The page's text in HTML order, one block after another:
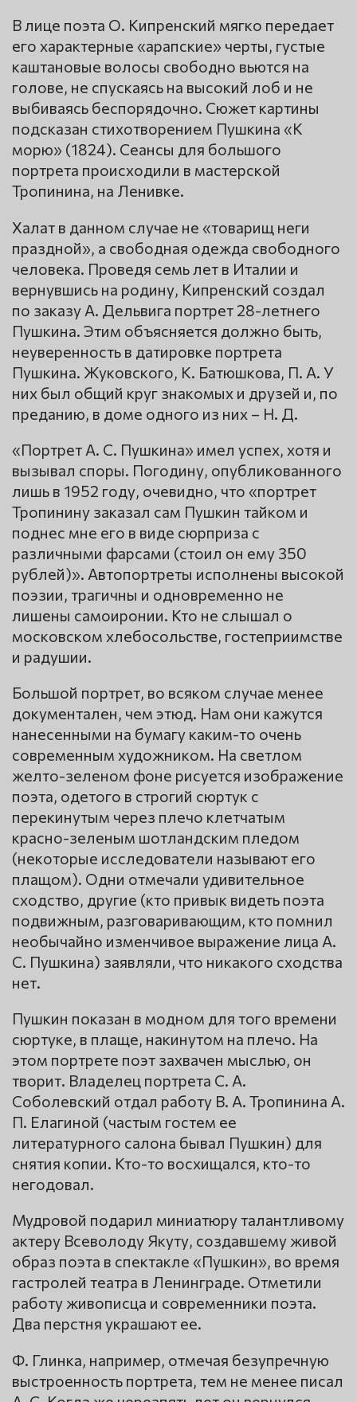
В лице поэта О. Кипренский мягко передает
его характерные «арапские» черты, густые
каштановые волосы свободно вьются на
голове, не спускаясь на высокий лоб и не
выбиваясь беспорядочно. Сюжет картины
подсказан стихотворением Пушкина «К
морю» (1824). Сеансы для большого
портрета происходили в мастерской
Тропинина, на Ленивке.
Халат в данном случае не «товарищ неги
праздной», а свободная одежда свободного
человека. Проведя семь лет в Италии и
вернувшись на родину, Кипренский создал
по заказу А. Дельвига портрет 28-летнего
Пушкина. Этим объясняется должно быть,
неуверенность в датировке портрета
Пушкина. Жуковского, К. Батюшкова, П. А. У
них был общий круг знакомых и друзей и, по
преданию, в доме одного из них – Н. Д.
«Портрет А. С. Пушкина» имел успех, хотя и
вызывал споры. Погодину, опубликованного
лишь в 1952 году, очевидно, что «портрет
Тропинину заказал сам Пушкин тайком и
поднес мне его в виде сюрприза с
различными фарсами (стоил он ему 350
рублей)». Автопортреты исполнены высокой
поэзии, трагичны и одновременно не
лишены самоиронии. Кто не слышал о
московском хлебосольстве, гостеприимстве
и радушии.
Большой портрет, во всяком случае менее
документален, чем этюд. Нам они кажутся
нанесенными на бумагу каким-то очень
современным художником. На светлом
желто-зеленом фоне рисуется изображение
поэта, одетого в строгий сюртук с
перекинутым через плечо клетчатым
красно-зеленым шотландским пледом
(некоторые исследователи называют его
плащом). Одни отмечали удивительное
сходство, другие (кто привык видеть поэта
подвижным, разговаривающим, кто помнил
необычайно изменчивое выражение лица А.
С. Пушкина) заявляли, что никакого сходства
нет.
Пушкин показан в модном для того времени
сюртуке, в плаще, накинутом на плечо. На
этом портрете поэт захвачен мыслью, он
творит. Владелец портрета С. А.
Соболевский отдал работу В. А. Тропинина А.
П. Елагиной (частым гостем ее
литературного салона бывал Пушкин) для
снятия копии. Кто-то восхищался, кто-то
негодовал.
Мудровой подарил миниатюру талантливому
актеру Всеволоду Якуту, создавшему живой
образ поэта в спектакле «Пушкин», во время
гастролей театра в Ленинграде. Отметили
работу живописца и современники поэта.
Два перстня украшают ее.
Ф. Глинка, например, отмечая безупречную
выстроенность портрета, тем не менее писал